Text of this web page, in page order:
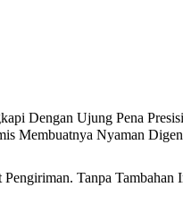
Dengan Ujung Pena
Membuatnya Nyaman
Tanpa